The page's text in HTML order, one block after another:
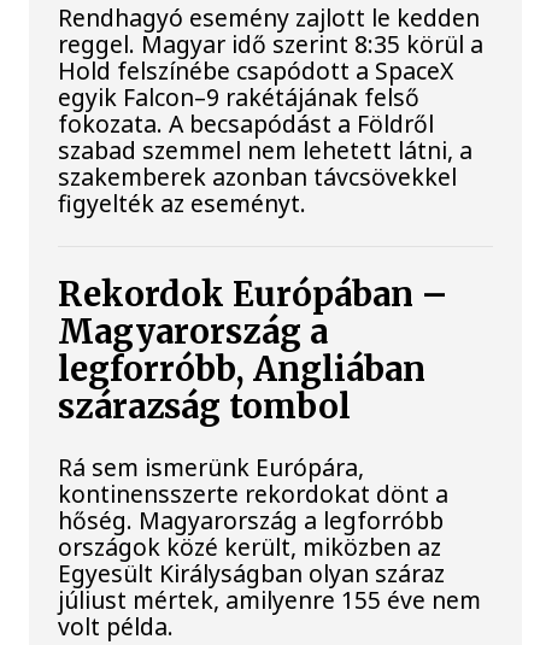
Rendhagyó esemény zajlott le kedden
reggel. Magyar idő szerint 8:35 körül a
Hold felszínébe csapódott a SpaceX
egyik Falcon–9 rakétájának felső
fokozata. A becsapódást a Földről
szabad szemmel nem lehetett látni, a
szakemberek azonban távcsövekkel
figyelték az eseményt.
Rekordok Európában –
Magyarország a
legforróbb, Angliában
szárazság tombol
Rá sem ismerünk Európára,
kontinensszerte rekordokat dönt a
hőség. Magyarország a legforróbb
országok közé került, miközben az
Egyesült Királyságban olyan száraz
júliust mértek, amilyenre 155 éve nem
volt példa.